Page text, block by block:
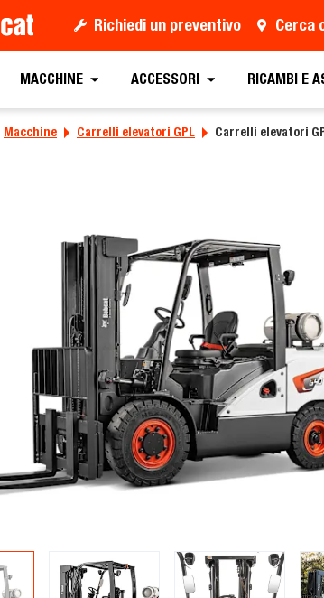
Richiedi un preventivo Cerca
MACCHINE ACCESSORI RICAMBI E
Macchine Carrelli elevatori GPL Carrelli elevatori
Richiedi preventivo Trova